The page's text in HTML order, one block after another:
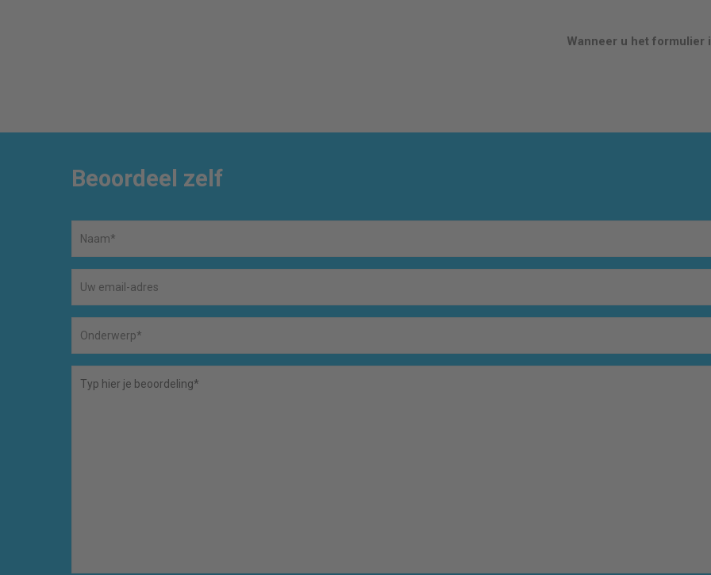
Wanneer u het formulier
Beoordeel zelf